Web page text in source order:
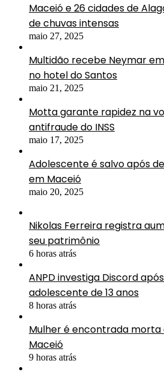
Maceió e 26 cidades de
de chuvas intensas
maio 27, 2025
Multidão recebe Neymar
no hotel do Santos
maio 21, 2025
Motta garante rapidez na
antifraude do INSS
maio 17, 2025
Adolescente é salvo após
em Maceió
maio 20, 2025
Nikolas Ferreira registra
seu patrimônio
6 horas atrás
ANPD investiga Discord
adolescente de 13 anos
8 horas atrás
Mulher é encontrada morta
Maceió
9 horas atrás